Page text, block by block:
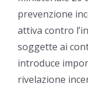
prevenzione
attiva contro
soggette ai
introduce
rivelazione